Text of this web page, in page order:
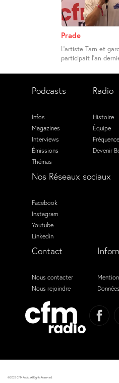
Prade
L’artiste Tarn et
participait l’an
Podcasts
Infos
Magazines
Interviews
Émissions
Thémas
Radio
Histoire
Équipe
Devenir
Nos Réseaux sociaux
Facebook
Instagram
Youtube
Linkedin
Contact
Nous contacter
Nous rejoindre
© 2023 CFM Radio. All Rights Reserved.